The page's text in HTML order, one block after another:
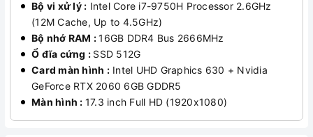
Bộ vi xử lý : Intel Core i7-9750H Processor 2.6GHz
(12M Cache, Up to 4.5GHz)
Bộ nhớ RAM :16GB DDR4 Bus 2666MHz
Ổ đĩa cứng : SSD 512G
Card màn hình :Intel UHD Graphics 630 + Nvidia
GeForce RTX 2060 6GB GDDR5
Màn hình : 17.3 inch Full HD (1920x1080)